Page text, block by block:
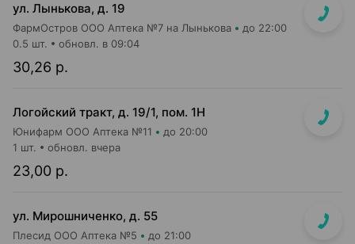
ул. Лынькова, д. 19
ФармОстров ООО Аптека №7 на Лынькова до 22:00
30,26 р.
0.5 шт. обновл. в 09:04
Логойский тракт, д. 19/1, пом. 1Н
Юнифарм ООО Аптека №11 до 20:00
23,00 р.
1 шт. обновл. вчера
ул. Мирошниченко, д. 55
Плесид ООО Аптека №5 до 21:00